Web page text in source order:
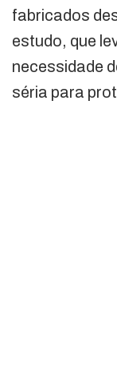
fabricados
estudo, que
necessidade
séria para